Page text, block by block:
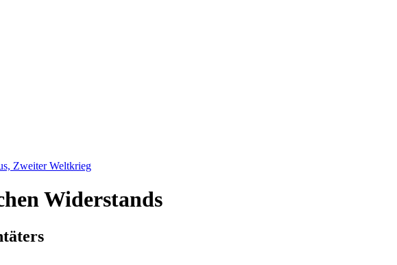
Zweiter Weltkrieg
Widerstands